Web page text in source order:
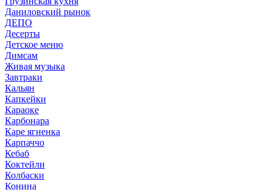
Даниловский рынок
ДЕПО
Десерты
Детское меню
Димсам
Живая музыка
Завтраки
Кальян
Капкейки
Караоке
Карбонара
Каре ягненка
Карпаччо
Кебаб
Коктейли
Колбаски
Конина